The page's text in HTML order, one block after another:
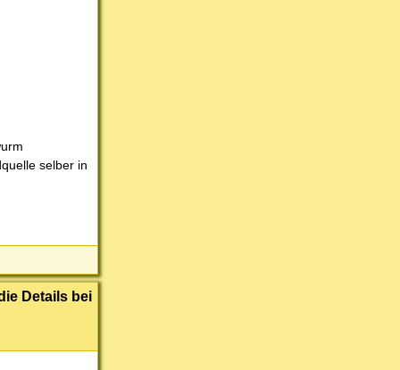
selber in
Details bei